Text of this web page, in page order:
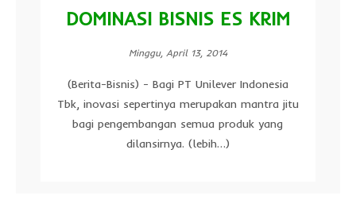
DOMINASI BISNIS ES KRIM
Minggu, April 13, 2014
(Berita-Bisnis) - Bagi PT Unilever Indonesia
Tbk, inovasi sepertinya merupakan mantra jitu
bagi pengembangan semua produk yang
dilansirnya. (lebih…)